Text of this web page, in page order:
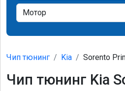
Чип тюнинг Kia Sorento
Чип тюнинг Kia